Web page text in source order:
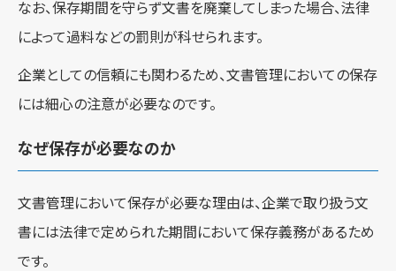
なお、保存期間を守らず文書を廃棄してしまった場合、法律
によって過料などの罰則が科せられます。
企業としての信頼にも関わるため、文書管理においての保存
には細心の注意が必要なのです。
なぜ保存が必要なのか
文書管理において保存が必要な理由は、企業で取り扱う文
書には法律で定められた期間において保存義務があるため
です。